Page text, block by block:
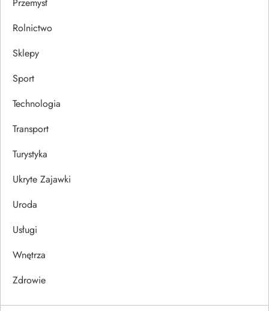
Rolnictwo
Sklepy
Sport
Technologia
Transport
Turystyka
Ukryte Zajawki
Uroda
Usługi
Wnętrza
Zdrowie